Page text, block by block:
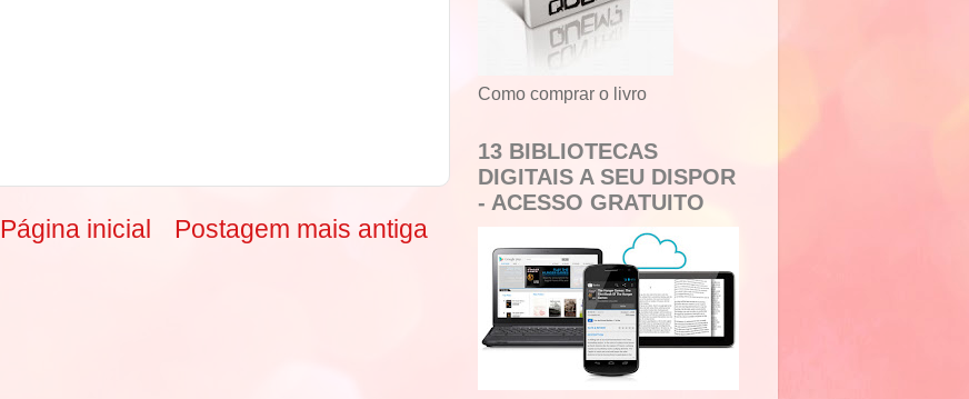
Postagem mais antiga
Página inicial
Como comprar o livro
13 BIBLIOTECAS
DIGITAIS A SEU DISPOR
- ACESSO GRATUITO